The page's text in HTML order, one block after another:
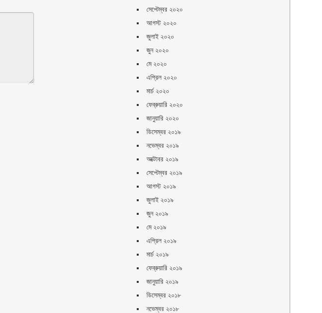
সেপ্টেম্বর ২০২০
আগস্ট ২০২০
জুলাই ২০২০
জুন ২০২০
মে ২০২০
এপ্রিল ২০২০
মার্চ ২০২০
ফেব্রুয়ারি ২০২০
জানুয়ারি ২০২০
ডিসেম্বর ২০১৯
নভেম্বর ২০১৯
অক্টোবর ২০১৯
সেপ্টেম্বর ২০১৯
আগস্ট ২০১৯
জুলাই ২০১৯
জুন ২০১৯
মে ২০১৯
এপ্রিল ২০১৯
মার্চ ২০১৯
ফেব্রুয়ারি ২০১৯
জানুয়ারি ২০১৯
ডিসেম্বর ২০১৮
নভেম্বর ২০১৮